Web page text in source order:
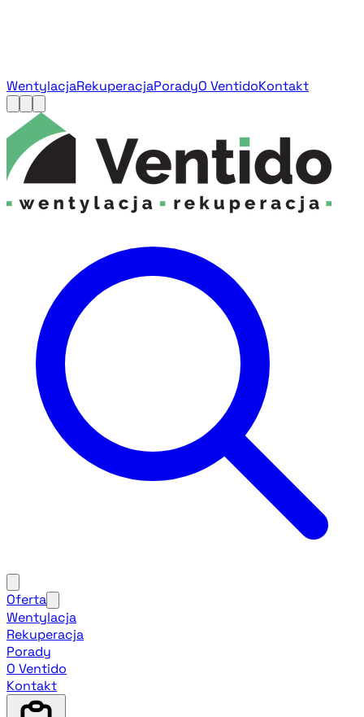
WentylacjaRekuperacjaPoradyO VentidoKontakt
Oferta
Wentylacja
Rekuperacja
Porady
O Ventido
Kontakt